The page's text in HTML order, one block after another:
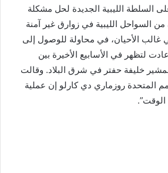
السلطة الليبية الجديدة لحل مشكلة
من السواحل الليبية في زوارق غير آمنة
غالب الأحيان، في محاولة للوصول إلى
لتظهر في الأسابيع الأخيرة بين
خليفة حفتر في شرق البلاد. وقالت
المتحدة روزماري دي كارلو إن عملية